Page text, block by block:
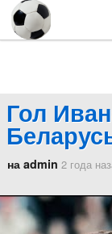
Гол
на admin 2 года